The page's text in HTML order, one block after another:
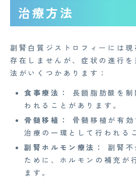
治療方法
副腎白質ジストロフィーには
存在しませんが、症状の進行
法がいくつかあります：
食事療法：
長鎖脂肪酸を
われることがあります。
骨髄移植：
骨髄移植が有効
治療の一環として行われる
副腎ホルモン療法：
副腎
ために、ホルモンの補充が
ます。
キャリア・インターン
個人情報保護方針
情報セキュリティ基本方針
特定商取引法に基づく表記
Copyright© 2023 Medi Face, Ltd. All Right